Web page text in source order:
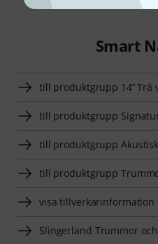
Smart
till produktgrupp 14’’
till produktgrupp
till produktgrupp
till produktgrupp
visa tillverkarinformation
Slingerland Trummor